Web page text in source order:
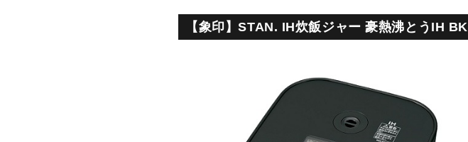
【象印】STAN. IH炊飯ジャー 豪熱沸とうIH BK